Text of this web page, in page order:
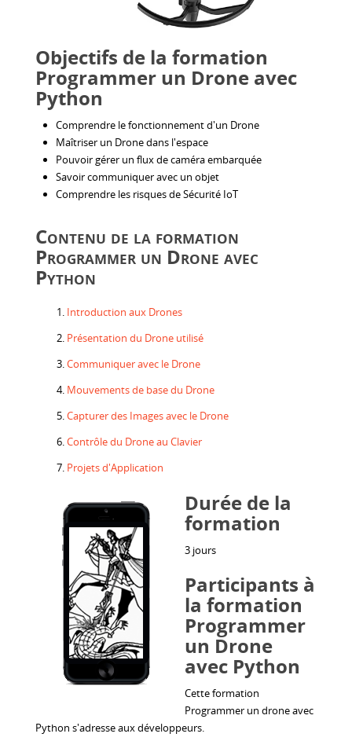
Objectifs de la formation
Programmer un Drone avec
Python
Comprendre le fonctionnement d'un Drone
Maîtriser un Drone dans l'espace
Pouvoir gérer un flux de caméra embarquée
Savoir communiquer avec un objet
Comprendre les risques de Sécurité IoT
Contenu de la formation
Programmer un Drone avec
Python
Introduction aux Drones
Présentation du Drone utilisé
Communiquer avec le Drone
Mouvements de base du Drone
Capturer des Images avec le Drone
Contrôle du Drone au Clavier
Projets d'Application
Durée de la
formation
3 jours
Participants à
la formation
Programmer
un Drone
avec Python
Cette formation
Programmer un drone avec
Python s'adresse aux développeurs.